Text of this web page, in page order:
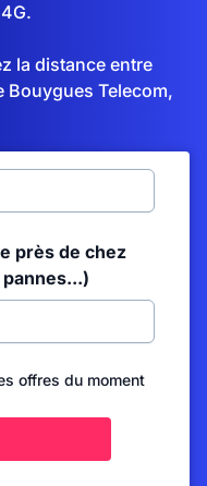
la distance entre
Bouygues Telecom,
près de chez
offres du moment